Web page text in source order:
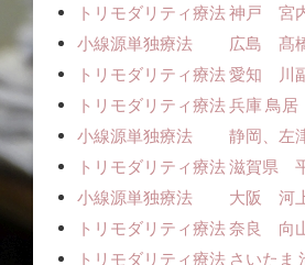
トリモダリティ療法 神戸 宮
小線源単独療法 広島 髙
トリモダリティ療法 愛知 川
トリモダリティ療法 兵庫 鳥居
小線源単独療法 静岡、左
トリモダリティ療法 滋賀県
小線源単独療法 大阪 河
トリモダリティ療法 奈良 向
トリモダリティ療法 さいたま